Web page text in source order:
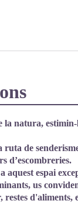
la natura,
ruta de
d’escombreries.
aquest espai
us
restes d'aliments,